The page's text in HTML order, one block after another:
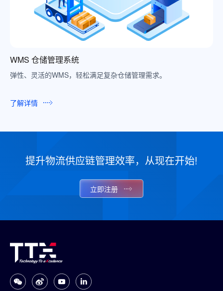
WMS 仓储管理系统
弹性、灵活的WMS，轻松满足复杂仓储管理需求。
了解详情
提升物流供应链管理效率，从现在开始!
立即注册